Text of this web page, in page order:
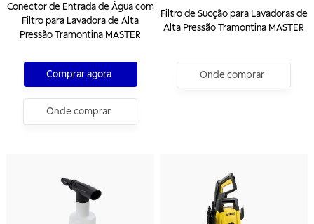
Conector de Entrada de Água com
Filtro para Lavadora de Alta
Pressão Tramontina MASTER
Comprar agora
Onde comprar
Filtro de Sucção para Lavadoras de
Alta Pressão Tramontina MASTER
Onde comprar